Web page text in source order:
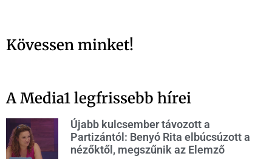
Kövessen minket!
A Media1 legfrissebb hírei
Újabb kulcsember távozott a
Partizántól: Benyó Rita elbúcsúzott a
nézőktől, megszűnik az Elemző